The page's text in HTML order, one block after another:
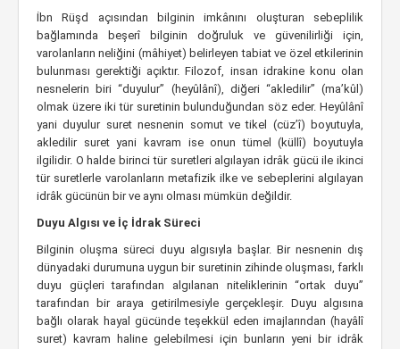
İbn Rüşd açısından bilginin imkânını oluşturan sebeplilik
bağlamında beşerî bilginin doğruluk ve güvenilirliği için,
varolanların neliğini (mâhiyet) belirleyen tabiat ve özel etkilerinin
bulunması gerektiği açıktır. Filozof, insan idrakine konu olan
nesnelerin biri “duyulur” (heyûlânî), diğeri “akledilir” (ma’kûl)
olmak üzere iki tür suretinin bulunduğundan söz eder. Heyûlânî
yani duyulur suret nesnenin somut ve tikel (cüz’î) boyutuyla,
akledilir suret yani kavram ise onun tümel (küllî) boyutuyla
ilgilidir. O halde birinci tür suretleri algılayan idrâk gücü ile ikinci
tür suretlerle varolanların metafizik ilke ve sebeplerini algılayan
idrâk gücünün bir ve aynı olması mümkün değildir.
Duyu Algısı ve İç İdrak Süreci
Bilginin oluşma süreci duyu algısıyla başlar. Bir nesnenin dış
dünyadaki durumuna uygun bir suretinin zihinde oluşması, farklı
duyu güçleri tarafından algılanan niteliklerinin “ortak duyu”
tarafından bir araya getirilmesiyle gerçekleşir. Duyu algısına
bağlı olarak hayal gücünde teşekkül eden imajlarından (hayâlî
suret) kavram haline gelebilmesi için bunların yeni bir idrâk